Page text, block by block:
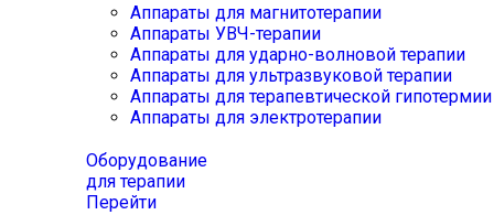
Аппараты для магнитотерапии
Аппараты УВЧ-терапии
Аппараты для ударно-волновой терапии
Аппараты для ультразвуковой терапии
Аппараты для терапевтической
Аппараты для электротерапии
Оборудование
для терапии
Перейти